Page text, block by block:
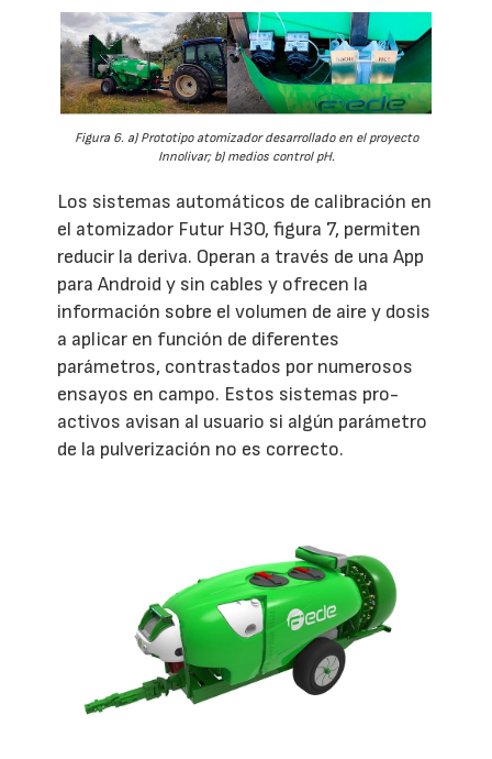
Figura 6. a) Prototipo atomizador desarrollado en el proyecto
Innolivar; b) medios control pH.
Los sistemas automáticos de calibración en
el atomizador Futur H3O, figura 7, permiten
reducir la deriva. Operan a través de una App
para Android y sin cables y ofrecen la
información sobre el volumen de aire y dosis
a aplicar en función de diferentes
parámetros, contrastados por numerosos
ensayos en campo. Estos sistemas pro-
activos avisan al usuario si algún parámetro
de la pulverización no es correcto.